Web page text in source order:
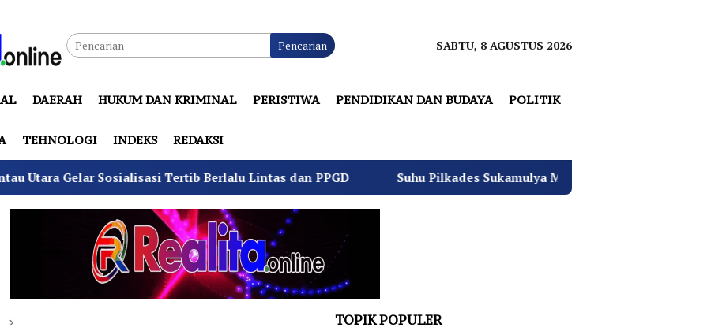
Pencarian SABTU, 8 AGUSTUS 2026
DAERAH HUKUM DAN KRIMINAL PERISTIWA PENDIDIKAN DAN BUDAYA POLITIK
TEHNOLOGI INDEKS REDAKSI
Tertib Berlalu Lintas dan PPGD Suhu Pilkades Sukamulya Memanas, 2000 Warga Rencana Gelar Aksi
TOPIK POPULER